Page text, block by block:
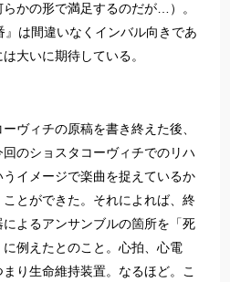
かの形で満足するのだが…）。
は間違いなくインバル向きであ
大いに期待している。
ヴィチの原稿を書き終えた後、
のショスタコーヴィチでのリハ
イメージで楽曲を捉えているか
とができた。それによれば、終
よるアンサンブルの箇所を「死
例えたとのこと。心拍、心電
り生命維持装置。なるほど。こ